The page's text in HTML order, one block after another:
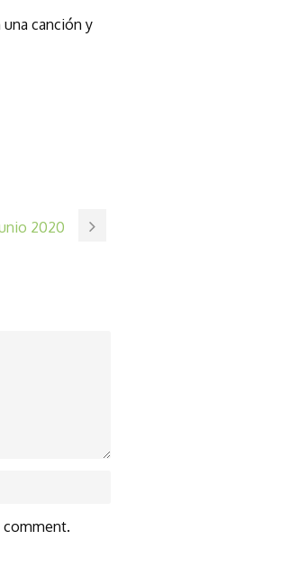
una canción y
2020
comment.